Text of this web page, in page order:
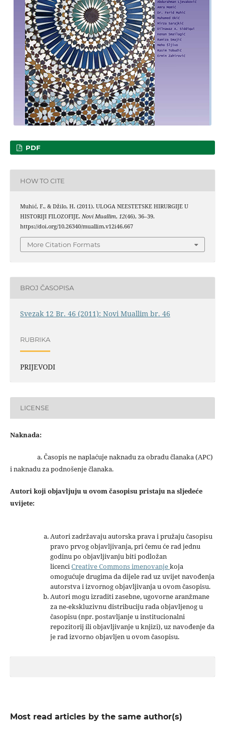
PDF
HOW TO CITE
Muhić, F., & Džilo, H. (2011). ULOGA NEESTETSKE HIRURGIJE U
HISTORIJI FILOZOFIJE. Novi Muallim, 12(46), 36–39.
https://doi.org/10.26340/muallim.v12i46.667
More Citation Formats
BROJ ČASOPISA
Svezak 12 Br. 46 (2011): Novi Muallim br. 46
RUBRIKA
PRIJEVODI
LICENSE
Naknada:
a. Časopis ne naplaćuje naknadu za obradu članaka (APC)
i naknadu za podnošenje članaka.
Autori koji objavljuju u ovom časopisu pristaju na sljedeće
uvijete:
Autori zadržavaju autorska prava i pružaju časopisu
pravo prvog objavljivanja, pri čemu će rad jednu
godinu po objavljivanju biti podložan
licenciCreative Commons imenovanjekoja
omogućuje drugima da dijele rad uz uvijet navođenja
autorstva i izvornog objavljivanja u ovom časopisu.
Autori mogu izraditi zasebne, ugovorne aranžmane
za ne-ekskluzivnu distribuciju rada objavljenog u
časopisu (npr. postavljanje u institucionalni
repozitorij ili objavljivanje u knjizi), uz navođenje da
je rad izvorno objavljen u ovom časopisu.
Most read articles by the same author(s)